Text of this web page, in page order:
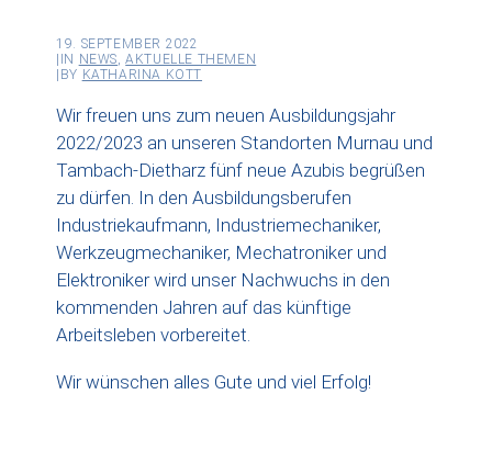
19. SEPTEMBER 2022
IN NEWS,AKTUELLE THEMEN
BY KATHARINA KOTT
Wir freuen uns zum neuen Ausbildungsjahr
2022/2023 an unseren Standorten Murnau und
Tambach-Dietharz fünf neue Azubis begrüßen
zu dürfen. In den Ausbildungsberufen
Industriekaufmann, Industriemechaniker,
Werkzeugmechaniker, Mechatroniker und
Elektroniker wird unser Nachwuchs in den
kommenden Jahren auf das künftige
Arbeitsleben vorbereitet.
Wir wünschen alles Gute und viel Erfolg!